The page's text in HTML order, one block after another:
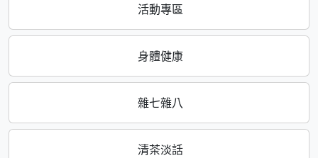
活動專區
身體健康
雜七雜八
清茶淡話